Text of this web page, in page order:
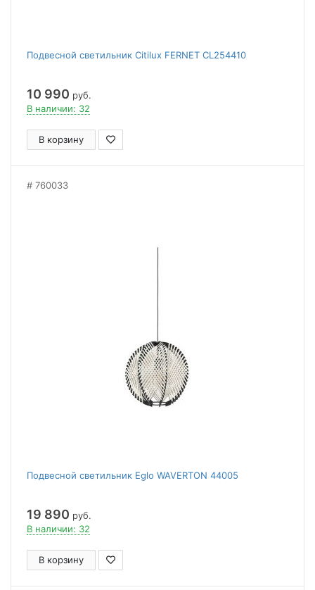
Подвесной светильник Citilux FERNET CL254410
10 990 руб.
В наличии: 32
В корзину
760033
Подвесной светильник Eglo WAVERTON 44005
19 890 руб.
В наличии: 32
В корзину